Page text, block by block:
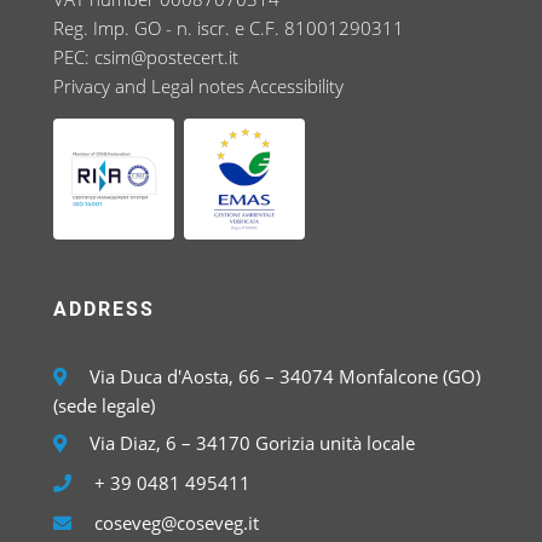
Reg. Imp. GO - n. iscr. e C.F. 81001290311
PEC: csim@postecert.it
Privacy and Legal notes Accessibility
ADDRESS
Via Duca d'Aosta, 66 – 34074 Monfalcone (GO)
(sede legale)
Via Diaz, 6 – 34170 Gorizia unità locale
+ 39 0481 495411
coseveg@coseveg.it